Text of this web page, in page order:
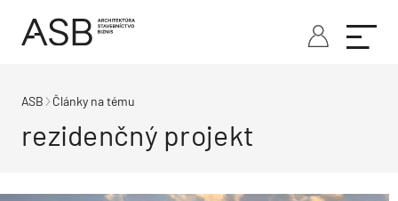
ASB Články na tému
rezidenčný projekt